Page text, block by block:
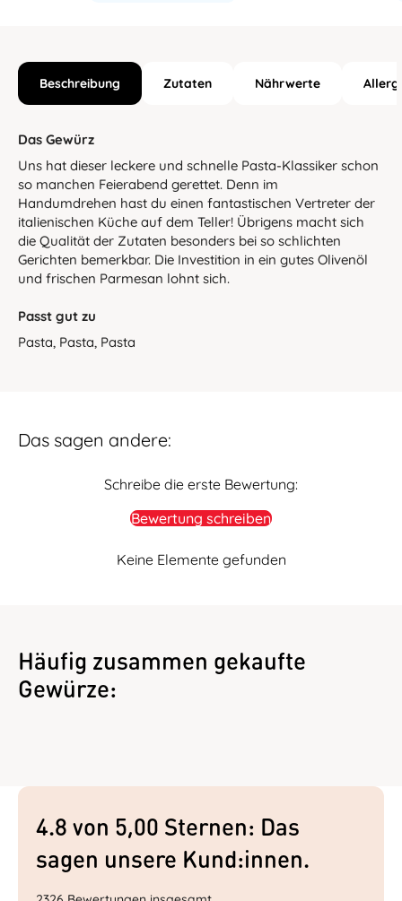
Beschreibung Zutaten Nährwerte
Das Gewürz
Uns hat dieser leckere und schnelle Pasta-Klassiker schon
so manchen Feierabend gerettet. Denn im
Handumdrehen hast du einen fantastischen Vertreter der
italienischen Küche auf dem Teller! Übrigens macht sich
die Qualität der Zutaten besonders bei so schlichten
Gerichten bemerkbar. Die Investition in ein gutes Olivenöl
und frischen Parmesan lohnt sich.
Passt gut zu
Pasta, Pasta, Pasta
Das sagen andere:
Schreibe die erste Bewertung:
Bewertung schreiben
Keine Elemente gefunden
Häufig zusammen gekaufte
Gewürze:
4.8 von 5,00 Sternen: Das
sagen unsere Kund:innen.